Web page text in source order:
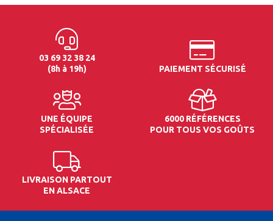
03 69 32 38 24
(8h à 19h)
PAIEMENT SÉCURISÉ
UNE ÉQUIPE
SPÉCIALISÉE
6000 RÉFÉRENCES
POUR TOUS VOS GOÛTS
LIVRAISON PARTOUT
EN ALSACE